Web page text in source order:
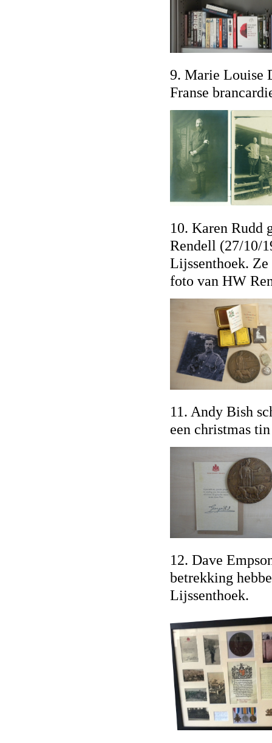
9. Marie Louise
Franse
10. Karen Rudd
Rendell (27/10/
Lijssenthoek.
foto van HW
11. Andy Bish
een christmas
12. Dave
betrekking
Lijssenthoek.